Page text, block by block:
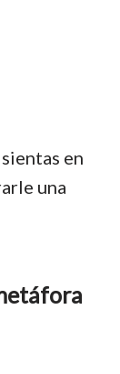
en
una